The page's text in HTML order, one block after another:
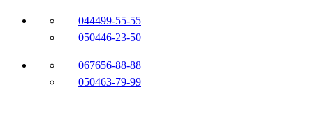
044499-55-55
050446-23-50
067656-88-88
050463-79-99